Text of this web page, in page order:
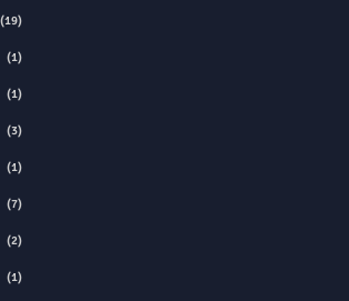
(19)
(1)
(1)
(3)
(1)
(7)
(2)
(1)